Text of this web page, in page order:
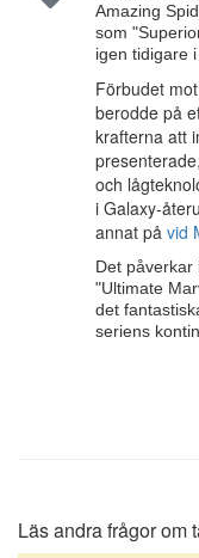
Amazing
som
igen tidigare i
Förbudet
berodde på
krafterna att
och
i Galaxy-
annat på vid
Det påverkar
"Ultimate
det
seriens
Läs andra frågor om